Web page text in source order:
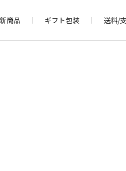
商品 ギフト包装 送料/